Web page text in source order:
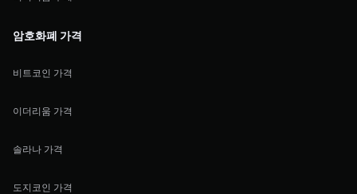
암호화폐 가격
비트코인 가격
이더리움 가격
솔라나 가격
도지코인 가격